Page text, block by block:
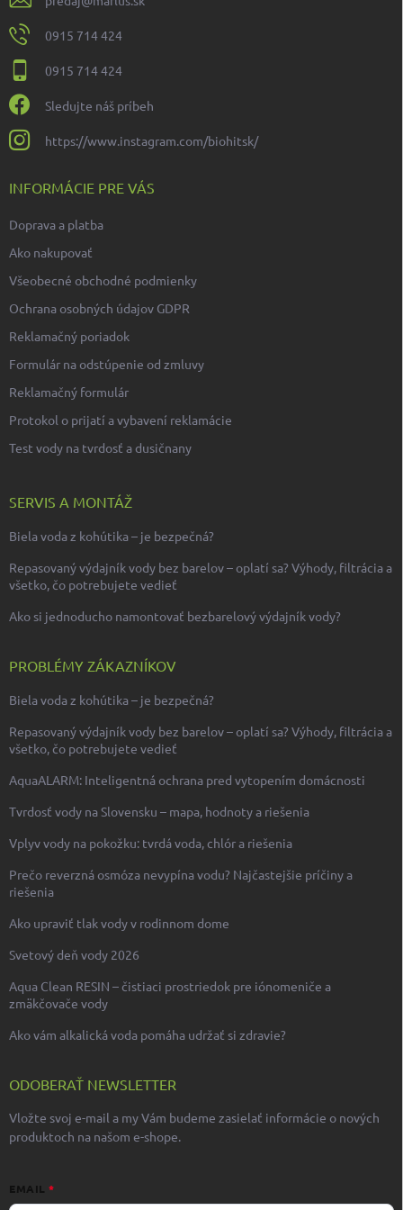
0915 714 424
0915 714 424
Sledujte náš príbeh
https://www.instagram.com/biohitsk/
INFORMÁCIE PRE VÁS
Doprava a platba
Ako nakupovať
Všeobecné obchodné podmienky
Ochrana osobných údajov GDPR
Reklamačný poriadok
Formulár na odstúpenie od zmluvy
Reklamačný formulár
Protokol o prijatí a vybavení reklamácie
Test vody na tvrdosť a dusičnany
SERVIS A MONTÁŽ
Biela voda z kohútika – je bezpečná?
Repasovaný výdajník vody bez barelov – oplatí sa? Výhody, filtrácia a
všetko, čo potrebujete vedieť
Ako si jednoducho namontovať bezbarelový výdajník vody?
PROBLÉMY ZÁKAZNÍKOV
Biela voda z kohútika – je bezpečná?
Repasovaný výdajník vody bez barelov – oplatí sa? Výhody, filtrácia a
všetko, čo potrebujete vedieť
AquaALARM: Inteligentná ochrana pred vytopením domácnosti
Tvrdosť vody na Slovensku – mapa, hodnoty a riešenia
Vplyv vody na pokožku: tvrdá voda, chlór a riešenia
Prečo reverzná osmóza nevypína vodu? Najčastejšie príčiny a
riešenia
Ako upraviť tlak vody v rodinnom dome
Svetový deň vody 2026
Aqua Clean RESIN – čistiaci prostriedok pre iónomeniče a
zmäkčovače vody
Ako vám alkalická voda pomáha udržať si zdravie?
ODOBERAŤ NEWSLETTER
Vložte svoj e-mail a my Vám budeme zasielať informácie o nových
produktoch na našom e-shope.
EMAIL